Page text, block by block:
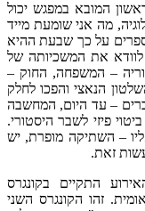
שהחלום הראשון המובא במפגש יכול
מה אני שומעת מייד
על כך שבעת ההיא
את המשכיותה של
– המשפחה, החוק –
הנאצי והפכו לחלק
– עד היום, המחשבה
פיזי לשבר היסטורי.
– השתיקה מופרת, יש
זאת.
התקיים בקונגרס
זהו הקונגרס השני